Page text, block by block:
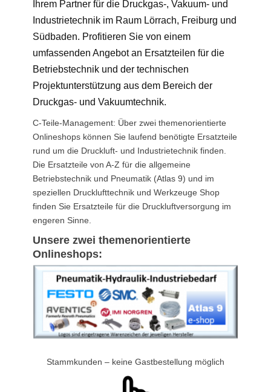
Ihrem Partner für die Druckgas-, Vakuum- und
Industrietechnik im Raum Lörrach, Freiburg und
Südbaden. Profitieren Sie von einem
umfassenden Angebot an Ersatzteilen für die
Betriebstechnik und der technischen
Projektunterstützung aus dem Bereich der
Druckgas- und Vakuumtechnik.
C-Teile-Management: Über zwei themenorientierte
Onlineshops können Sie laufend benötigte Ersatzteile
rund um die Druckluft- und Industrietechnik finden.
Die Ersatzteile von A-Z für die allgemeine
Betriebstechnik und Pneumatik (Atlas 9) und im
speziellen Drucklufttechnik und Werkzeuge Shop
finden Sie Ersatzteile für die Druckluftversorgung im
engeren Sinne.
Unsere zwei themenorientierte
Onlineshops:
Stammkunden – keine Gastbestellung möglich